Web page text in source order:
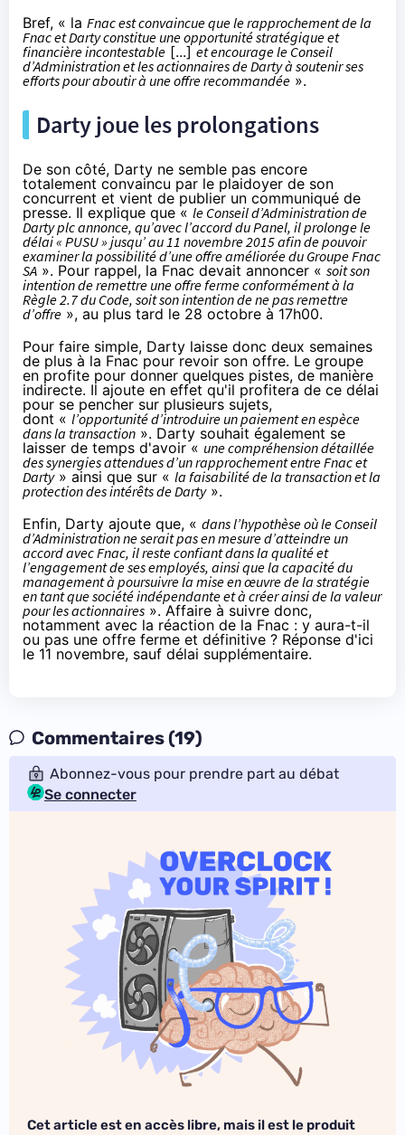
Bref, « la Fnacest convaincue que le rapprochement de la
FnacetDartyconstitue une opportunité stratégique et
financière incontestable [...] et encourage le Conseil
d’Administration et les actionnaires deDartyà soutenir ses
efforts pour aboutir à une offre recommandée ».
Dartyjoue les prolongations
De son côté, Darty ne semble pas encore
totalement convaincu par le plaidoyer de son
concurrent et vient de publier un communiqué de
presse. Il explique que « le Conseil d’Administration de
Dartyplc annonce, qu’avec l’accord du Panel, il prolonge le
délai « PUSU » jusqu’ au 11 novembre 2015 afin de pouvoir
examiner la possibilité d’une offre améliorée du GroupeFnac
SA ». Pour rappel, la Fnac devait annoncer « soit son
intention de remettre une offre ferme conformément à la
Règle 2.7 du Code, soit son intention de ne pas remettre
d’offre », au plus tard le 28 octobre à 17h00.
Pour faire simple, Darty laisse donc deux semaines
de plus à la Fnacpour revoir son offre. Le groupe
en profite pour donner quelques pistes, de manière
indirecte. Il ajoute en effet qu'il profitera de ce délai
pour se pencher sur plusieurs sujets,
dont « l’opportunité d’introduire un paiement en espèce
dans la transaction ». Darty souhait également se
laisser de temps d'avoir « une compréhension détaillée
des synergies attendues d’un rapprochement entreFnacet
Darty» ainsi que sur « la faisabilité de la transaction et la
protection des intérêts deDarty».
Enfin, Darty ajoute que, « dans l’hypothèse où le Conseil
d’Administration ne serait pas en mesure d’atteindre un
accord avecFnac, il reste confiant dans la qualité et
l’engagement de ses employés, ainsi que la capacité du
management à poursuivre la mise en œuvre de la stratégie
en tant que société indépendante et à créer ainsi de la valeur
pour les actionnaires ». Affaire à suivre donc,
notamment avec la réaction de la Fnac : y aura-t-il
ou pas une offre ferme et définitive ? Réponse d'ici
le 11 novembre, sauf délai supplémentaire.
Commentaires (19)
Abonnez-vous pour prendre part au débat
Se connecter
Cet article est en accès libre, mais il est le produit